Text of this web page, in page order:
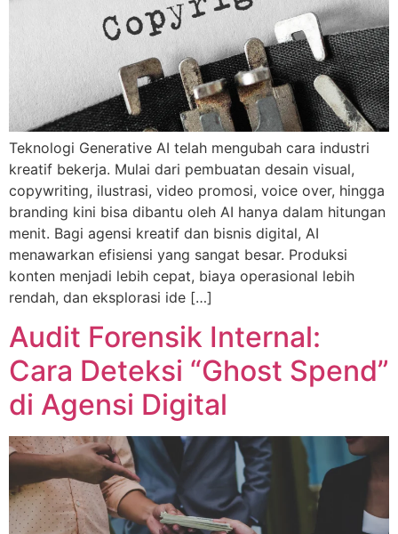
Teknologi Generative AI telah mengubah cara industri
kreatif bekerja. Mulai dari pembuatan desain visual,
copywriting, ilustrasi, video promosi, voice over, hingga
branding kini bisa dibantu oleh AI hanya dalam hitungan
menit. Bagi agensi kreatif dan bisnis digital, AI
menawarkan efisiensi yang sangat besar. Produksi
konten menjadi lebih cepat, biaya operasional lebih
rendah, dan eksplorasi ide […]
Audit Forensik Internal:
Cara Deteksi “Ghost Spend”
di Agensi Digital